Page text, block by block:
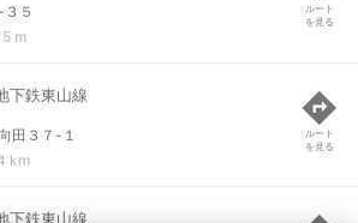
５
m
ルート
を見る
下鉄東山線
田３７-１
km
ルート
を見る
下鉄東山線